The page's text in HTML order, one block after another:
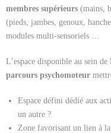
membres supérieurs (mains,
(pieds, jambes, genoux,
modules multi-sensoriels …
L’espace disponible au sein
parcours psychomoteur
Espace défini dédié aux
un autre ?
Zone favorisant un lien à